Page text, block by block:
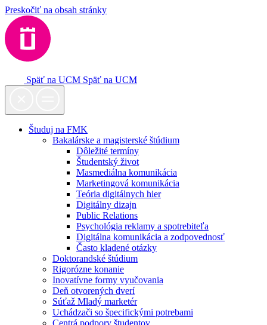
Preskočiť na obsah stránky
Späť na UCM Späť na UCM
Študuj na FMK
Bakalárske a magisterské štúdium
Dôležité termíny
Študentský život
Masmediálna komunikácia
Marketingová komunikácia
Teória digitálnych hier
Digitálny dizajn
Public Relations
Psychológia reklamy a spotrebiteľa
Digitálna komunikácia a zodpovednosť
Často kladené otázky
Doktorandské štúdium
Rigorózne konanie
Inovatívne formy vyučovania
Deň otvorených dverí
Súťaž Mladý marketér
Uchádzači so špecifickými potrebami
Centrá podpory študentov